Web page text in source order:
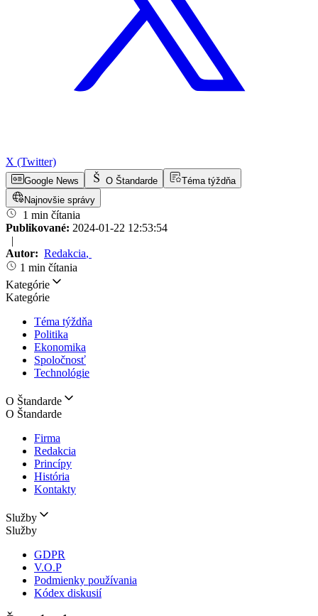
X (Twitter)
Google News O Štandarde
Téma týždňa
Najnovšie správy
1 min čítania
Publikované: 2024-01-22 12:53:54
|
Autor: Redakcia,
1 min čítania
Kategórie
Kategórie
Téma týždňa
Politika
Ekonomika
Spoločnosť
Technológie
O Štandarde
O Štandarde
Firma
Redakcia
Princípy
História
Kontakty
Služby
Služby
GDPR
V.O.P
Podmienky používania
Kódex diskusií